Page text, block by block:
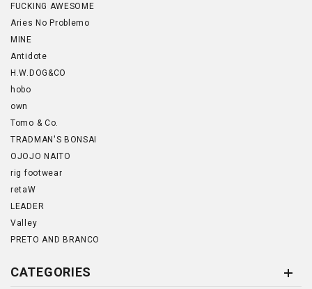
FUCKING AWESOME
Aries No Problemo
MINE
Antidote
H.W.DOG&CO
hobo
own
Tomo & Co.
TRADMAN'S BONSAI
OJOJO NAITO
rig footwear
retaW
LEADER
Valley
PRETO AND BRANCO
CATEGORIES